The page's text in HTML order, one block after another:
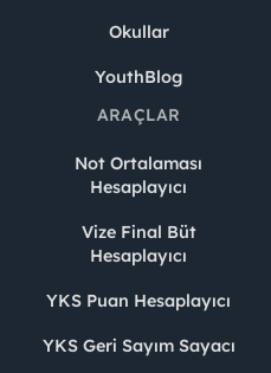
Okullar
YouthBlog
ARAÇLAR
Not Ortalaması
Hesaplayıcı
Vize Final Büt
Hesaplayıcı
YKS Puan Hesaplayıcı
YKS Geri Sayım Sayacı